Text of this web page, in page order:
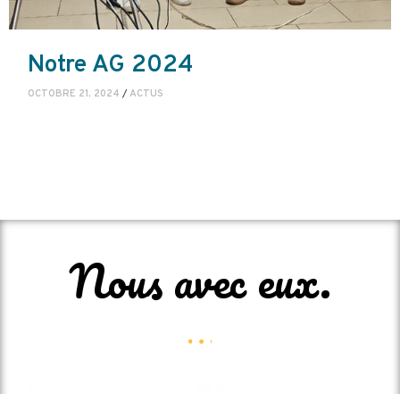
Notre AG 2024
OCTOBRE 21, 2024 / ACTUS
Nous avec eux.